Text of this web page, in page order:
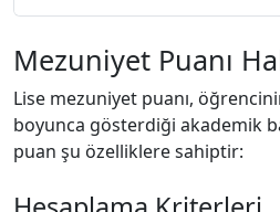
Mezuniyet Puanı
Lise mezuniyet puanı,
boyunca gösterdiği akademik
puan şu özelliklere sahiptir: